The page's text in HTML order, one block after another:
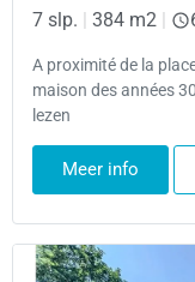
7 slp. 384 m2
A proximité de la
maison des années
lezen
Meer info